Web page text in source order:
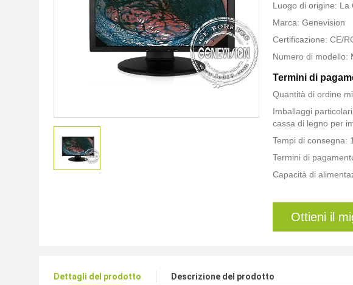
Luogo di origine: La
Marca: Genevision
Certificazione: CE/
Numero di modello:
Termini di
Quantità di ordine
Imballaggi
cassa di legno per
Tempi di consegna:
Termini di
Capacità di
Ottieni il
Dettagli del prodotto Descrizione del prodotto